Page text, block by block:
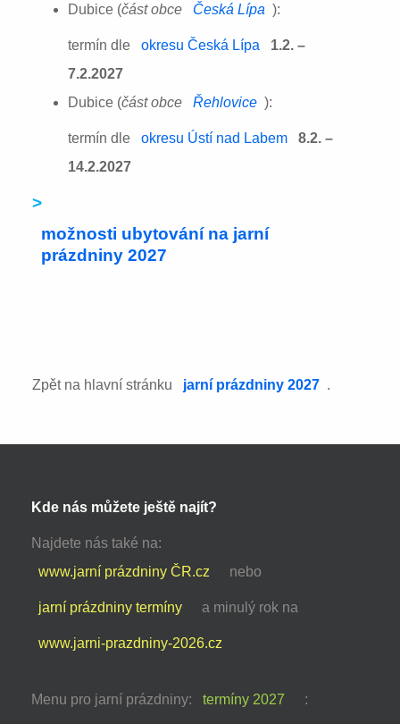
Dubice (část obce Česká Lípa ):
termín dle okresu Česká Lípa
1.2. –
7.2.2027
Dubice (část obce Řehlovice ):
termín dle okresu Ústí nad Labem
8.2. –
14.2.2027
>
možnosti ubytování na jarní
prázdniny 2027
Zpět na hlavní stránku jarní prázdniny 2027 .
Kde nás můžete ještě najít?
Najdete nás také na:
www.jarní prázdniny ČR.cz
nebo
jarní prázdniny termíny a minulý rok na
www.jarni-prazdniny-2026.cz
Menu pro jarní prázdniny: termíny 2027 :